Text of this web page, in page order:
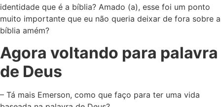
identidade que é a bíblia? Amado (a), esse foi um ponto
muito importante que eu não queria deixar de fora sobre a
bíblia amém?
Agora voltando para palavra
de Deus
– Tá mais Emerson, como que faço para ter uma vida